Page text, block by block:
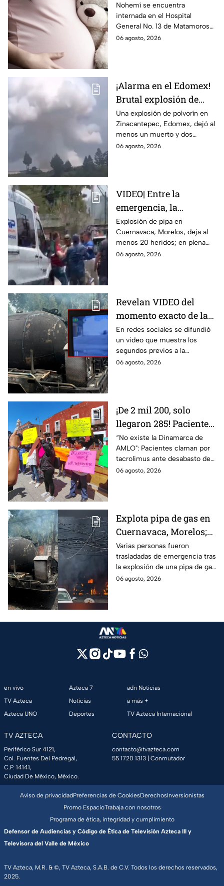
Matamoros,
Tamaulipas; ¿qué pasó
con Nohemí?
Nohemí se encuentra
internada en el Hospital
General No. 13 de Matamoros
tras complicaciones por un
06 agosto, 2026
¡Alarma en el Edomex!
Brutal explosión de
polvorín en Santa
María del Monte,
Zinacantepec; reportan
al menos un muerto y
Una explosión de polvorín en
Zinacantepec, Edomex, dejó al
menos un muerto y dos
heridos; autoridades atiende la
06 agosto, 2026
VIDEO| Entre la
emergencia, la
desesperación y el
llanto de un niño;
adultos desatan pelea
tras explosión de pipa
Explosión de pipa en
Cuernavaca, Morelos, deja al
menos 20 heridos; en plena
emergencia, dos hombres
06 agosto, 2026
Revelan VIDEO del
momento exacto de la
explosión de pipa de
gas en Cuernavaca,
Morelos
En redes sociales se difundió
un video que muestra los
segundos previos a la
explosión de una pipa de gas
06 agosto, 2026
¡De 2 mil 200, solo
llegaron 285! Pacientes
claman por
medicamentos ante
desabasto en IMSS
Puebla
“No existe la Dinamarca de
AMLO": Pacientes claman por
tacrolimus ante desabasto de
medicamentos en hospital del
06 agosto, 2026
Explota pipa de gas en
Cuernavaca, Morelos;
se reportan más de 20
personas con
quemaduras
Varias personas fueron
trasladadas de emergencia tras
la explosión de una pipa de gas
cerca de la colonia Las
06 agosto, 2026
en vivo
TV Azteca
Azteca UNO
Azteca 7
Noticias
Deportes
adn Noticias
a más +
TV Azteca Internacional
TV AZTECA
Periférico Sur 4121,
Col. Fuentes Del Pedregal,
C.P. 14141,
Ciudad De México, México.
CONTACTO
contacto@tvazteca.com
55 1720 1313 | Conmutador
TV Azteca, M.R. & ©, TV Azteca, S.A.B. de C.V. Todos los derechos reservados,
2025.
Aviso de privacidadPreferencias de CookiesDerechosInversionistas
Promo EspacioTrabaja con nosotros
Programa de ética, integridad y cumplimiento
Defensor de Audiencias y Código de Ética de Televisión Azteca III y
Televisora del Valle de México